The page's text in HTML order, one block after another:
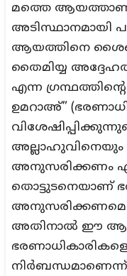
മത്തെ
അടിസ്ഥാനമായി
ആയത്തിനെ
തൈമിയ്യ
എന്ന
ഉമറാഅ്‌”
അനുസരിക്കണം
തൊട്ടുടനെയാണ്
അതിനാൽ ഈ